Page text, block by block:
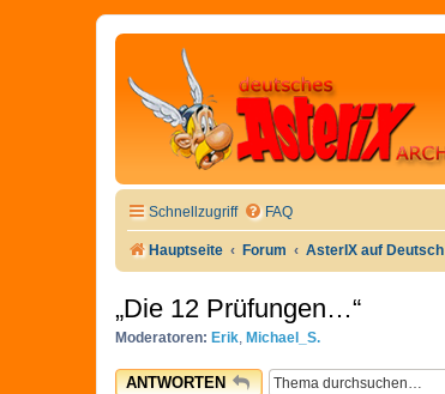
Schnellzugriff FAQ
Hauptseite Forum AsterIX auf Deutsch
„Die 12 Prüfungen…“
Moderatoren: Erik, Michael_S.
ANTWORTEN